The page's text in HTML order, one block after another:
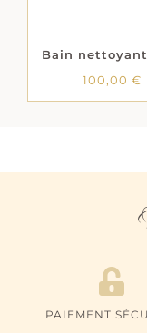
100,00€
PAIEMENT